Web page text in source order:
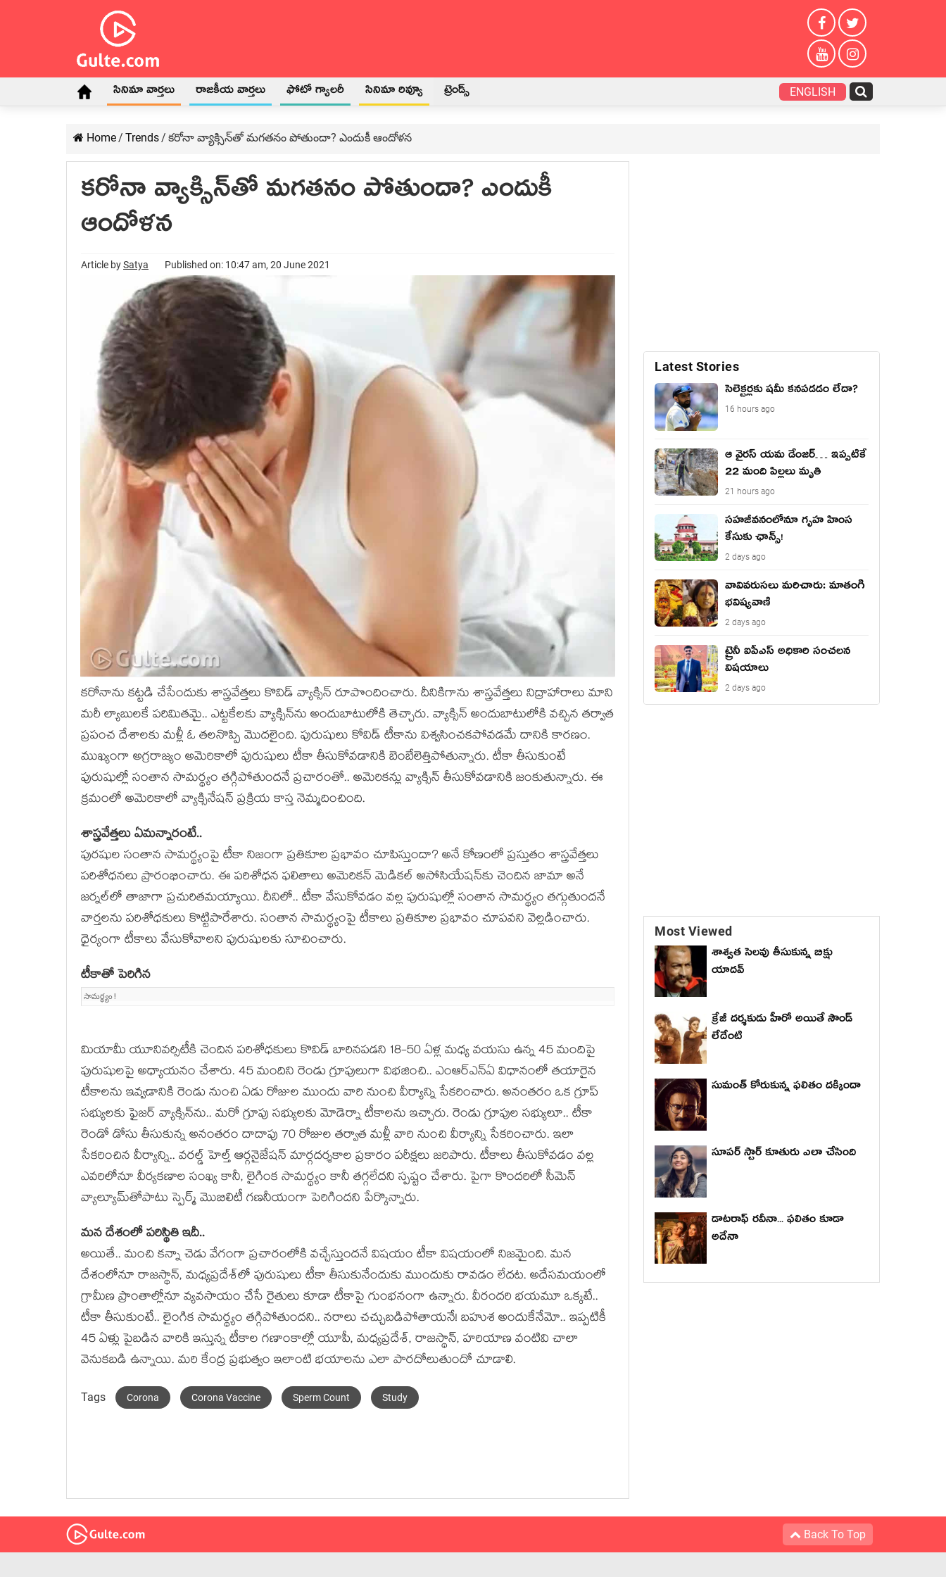
సినిమా వార్తలు రాజకీయ వార్తలు ఫోటో గ్యాలరీ సినిమా రివ్యూ ట్రెండ్స్ ENGLISH
Home/ Trends/ క‌రోనా వ్యాక్సిన్‌తో మ‌గ‌త‌నం పోతుందా? ఎందుకీ ఆందోళ‌న‌
క‌రోనా వ్యాక్సిన్‌తో మ‌గ‌త‌నం పోతుందా? ఎందుకీ
ఆందోళ‌న‌
Article bySatya Published on: 10:47 am, 20 June 2021
క‌రోనాను క‌ట్ట‌డి చేసేందుకు శాస్త్రవేత్తలు కొవిడ్ వ్యాక్సిన్ రూపొందించారు. దీనికిగాను శాస్త్ర‌వేత్త‌లు నిద్రాహారాలు మాని
మ‌రీ ల్యాబుల‌కే ప‌రిమిత‌మై.. ఎట్ట‌కేల‌కు వ్యాక్సిన్‌ను అందుబాటులోకి తెచ్చారు. వ్యాక్సిన్ అందుబాటులోకి వచ్చిన తర్వాత
ప్రపంచ దేశాలకు మళ్లీ ఓ తలనొప్పి మొదలైంది. పురుషులు కోవిడ్ టీకాను విశ్వసించకపోవడమే దానికి కారణం.
ముఖ్యంగా అగ్ర‌రాజ్యం అమెరికాలో పురుషులు టీకా తీసుకోవడానికి బెంబేలెత్తిపోతున్నారు. టీకా తీసుకుంటే
పురుషుల్లో సంతాన సామర్థ్యం తగ్గిపోతుందనే ప్రచారంతో.. అమెరికన్లు వ్యాక్సిన్ తీసుకోవడానికి జంకుతున్నారు. ఈ
క్రమంలో అమెరికాలో వ్యాక్సినేషన్ ప్రక్రియ కాస్త నెమ్మదించింది.
శాస్త్ర‌వేత్త‌లు ఏమ‌న్నారంటే..
పురషుల సంతాన సామర్థ్యంపై టీకా నిజంగా ప్రతికూల ప్రభావం చూపిస్తుందా? అనే కోణంలో ప్ర‌స్తుతం శాస్త్ర‌వేత్త‌లు
పరిశోధనలు ప్రారంభించారు. ఈ పరిశోధన ఫలితాలు అమెరికన్ మెడికల్ అసోసియేషన్‌కు చెందిన జామా అనే
జర్నల్‌లో తాజాగా ప్రచురిత‌మ‌య్యాయి. దీనిలో.. టీకా వేసుకోవడం వల్ల పురుషుల్లో సంతాన సామర్థ్యం తగ్గుతుందనే
వార్తలను పరిశోధకులు కొట్టిపారేశారు. సంతాన సామర్థ్యంపై టీకాలు ప్రతికూల ప్రభావం చూపవని వెల్లడించారు.
ధైర్యంగా టీకాలు వేసుకోవాలని పురుషుల‌కు సూచించారు.
టీకాతో పెరిగిన
సామ‌ర్థ్యం!
మియామీ యూనివర్సిటీకి చెందిన పరిశోధకులు కొవిడ్ బారినపడని 18-50 ఏళ్ల మధ్య వయసు ఉన్న 45 మందిపై
పురుషులపై అధ్యాయనం చేశారు. 45 మందిని రెండు గ్రూపులుగా విభజించి.. ఎంఆర్ఎన్ఏ విధానంలో తయారైన
టీకాలను ఇవ్వడానికి రెండు నుంచి ఏడు రోజుల ముందు వారి నుంచి వీర్యాన్ని సేకరించారు. అనంతరం ఒక గ్రూప్
సభ్యులకు ఫైజర్ వ్యాక్సిన్‌ను.. మరో గ్రూపు సభ్యులకు మోడెర్నా టీకాలను ఇచ్చారు. రెండు గ్రూపుల సభ్యులూ.. టీకా
రెండో డోసు తీసుకున్న అనంతరం దాదాపు 70 రోజుల తర్వాత మళ్లీ వారి నుంచి వీర్యాన్ని సేకరించారు. ఇలా
సేకరించిన వీర్యాన్ని.. వరల్డ్ హెల్త్ ఆర్గనైజేషన్ మార్గదర్శకాల ప్రకారం పరీక్షలు జరిపారు. టీకాలు తీసుకోవడం వల్ల
ఎవరిలోనూ వీర్యకణాల సంఖ్య కానీ, లైగింక సామర్థ్యం కానీ తగ్గలేదని స్పష్టం చేశారు. పైగా కొందరిలో సీమెన్
వ్యాల్యూమ్‌తోపాటు స్పెర్మ్ మొబిలిటీ గణనీయంగా పెరిగిందని పేర్కొన్నారు.
మ‌న దేశంలో ప‌రిస్థితి ఇదీ..
అయితే.. మంచి క‌న్నా చెడు వేగంగా ప్ర‌చారంలోకి వ‌చ్చేస్తుంద‌నే విష‌యం టీకా విష‌యంలో నిజ‌మైంది. మ‌న
దేశంలోనూ రాజ‌స్థాన్‌, మ‌ధ్య‌ప్ర‌దేశ్‌లో పురుషులు టీకా తీసుకునేందుకు ముందుకు రావ‌డం లేద‌ట‌. అదేస‌మ‌యంలో
గ్రామీణ ప్రాంతాల్లోనూ వ్య‌వ‌సాయం చేసే రైతులు కూడా టీకాపై గుంభ‌నంగా ఉన్నారు. వీరంద‌రి భ‌య‌మూ ఒక్క‌టే..
టీకా తీసుకుంటే.. లైంగిక సామ‌ర్థ్యం త‌గ్గిపోతుంద‌ని.. న‌రాలు చ‌చ్చుబ‌డిపోతాయ‌నే! బ‌హుశ అందుకేనేమో.. ఇప్ప‌టికీ
45 ఏళ్లు పైబ‌డిన వారికి ఇస్తున్న టీకాల గ‌ణాంకాల్లో యూపీ, మ‌ధ్య‌ప్ర‌దేశ్‌, రాజ‌స్థాన్‌, హ‌రియాణ వంటివి చాలా
వెనుక‌బ‌డి ఉన్నాయి. మ‌రి కేంద్ర ప్ర‌భుత్వం ఇలాంటి భ‌యాల‌ను ఎలా పార‌దోలుతుందో చూడాలి.
Tags Corona Corona Vaccine Sperm Count Study
Latest Stories
సెలెక్టర్లకు షమీ కనపడడం లేదా?
16 hours ago
ఆ వైరస్ యమ డేంజర్… ఇప్పటికే
22 మంది పిల్లలు మృతి
21 hours ago
సహజీవనంలోనూ గృహ హింస
కేసుకు ఛాన్స్!
2 days ago
వావివ‌రుస‌లు మ‌రిచారు: మాతంగి
భవిష్యవాణి
2 days ago
ట్రైనీ ఐపీఎస్ అధికారి సంచలన
విషయాలు
2 days ago
Most Viewed
శాశ్వత సెలవు తీసుకున్న బిక్షు
యాదవ్
క్రేజీ దర్శకుడు హీరో అయితే సౌండ్
లేదేంటి
సుమంత్ కోరుకున్న ఫలితం దక్కిందా
సూపర్ స్టార్ కూతురు ఎలా చేసింది
డాటరాఫ్ రవీనా... ఫలితం కూడా
అదేనా
Back To Top